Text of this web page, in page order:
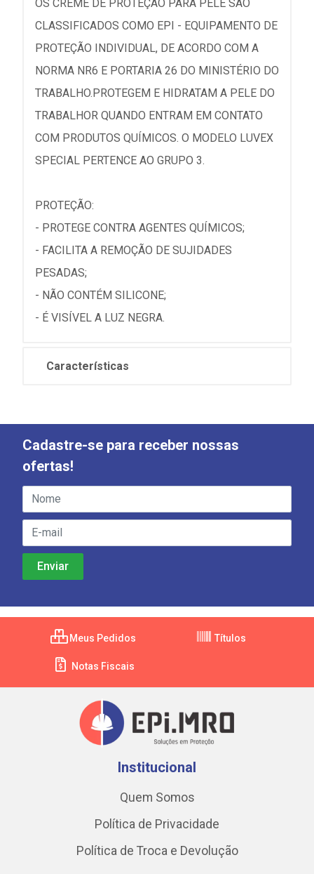
OS CREME DE PROTEÇÃO PARA PELE SÃO
CLASSIFICADOS COMO EPI - EQUIPAMENTO DE
PROTEÇÃO INDIVIDUAL, DE ACORDO COM A
NORMA NR6 E PORTARIA 26 DO MINISTÉRIO DO
TRABALHO.PROTEGEM E HIDRATAM A PELE DO
TRABALHOR QUANDO ENTRAM EM CONTATO
COM PRODUTOS QUÍMICOS. O MODELO LUVEX
SPECIAL PERTENCE AO GRUPO 3.
PROTEÇÃO:
- PROTEGE CONTRA AGENTES QUÍMICOS;
- FACILITA A REMOÇÃO DE SUJIDADES
PESADAS;
- NÃO CONTÉM SILICONE;
- É VISÍVEL A LUZ NEGRA.
Características
Cadastre-se para receber nossas
ofertas!
Meus Pedidos Títulos
Notas Fiscais
Institucional
Quem Somos
Política de Privacidade
Política de Troca e Devolução